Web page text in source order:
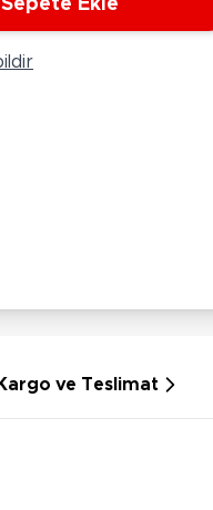
Araçlar
Araçlar
Sepete Ekle
Kargo ve Teslimat